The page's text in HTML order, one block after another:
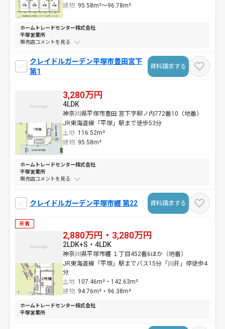
建物 95.58m²～96.78m²
ホームトレードセンター株式会社
平塚営業所
販売店コメントを
クレイドルガーデン平塚市豊田宮下
第1
資料請求する
3,280万円
神奈川県平塚市豊田 宮下字柳ノ内772番10（地番）
JR東海道線「平塚」駅まで徒歩53分
土地 116.52m²
4LDK
建物 95.58m²
ホームトレードセンター株式会社
平塚営業所
販売店コメントを
クレイドルガーデン平塚市纒 第22 資料請求する
新着
2,880万円・3,280万円
神奈川県平塚市纒 １丁目452番6ほか（地番）
JR東海道線「平塚」駅までバス15分「川井」停徒歩4
分
土地 107.46m²・ 142.63m²
2LDK+S・4LDK
建物 94.76m²・ 96.38m²
ホームトレードセンター株式会社
平塚営業所